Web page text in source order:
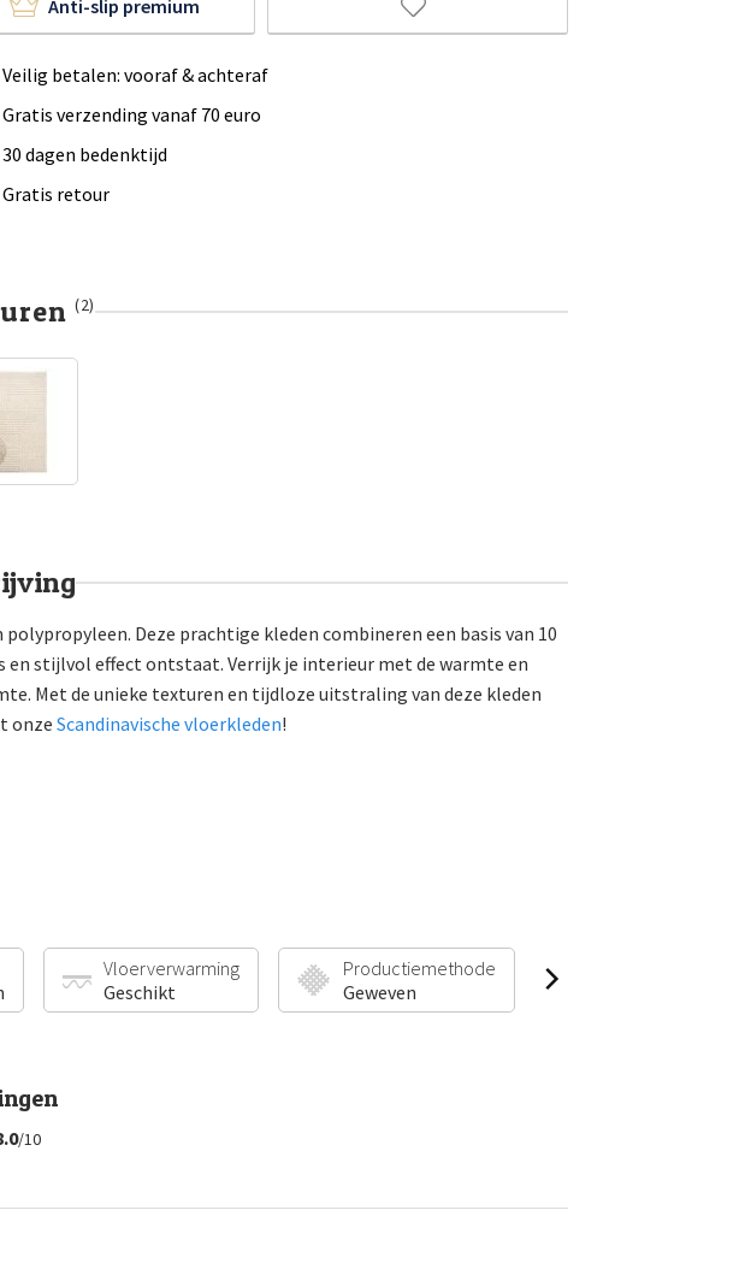
Anti-slip premium
Veilig betalen: vooraf & achteraf
Gratis verzending vanaf 70 euro
30 dagen bedenktijd
Gratis retour
(2)
Deze prachtige kleden combineren een basis van 10
en stijlvol effect ontstaat. Verrijk je interieur met de warmte en
Met de unieke texturen en tijdloze uitstraling van deze kleden
onze Scandinavische vloerkleden!
Vloerverwarming
Geschikt
Productiemethode
Geweven
/10